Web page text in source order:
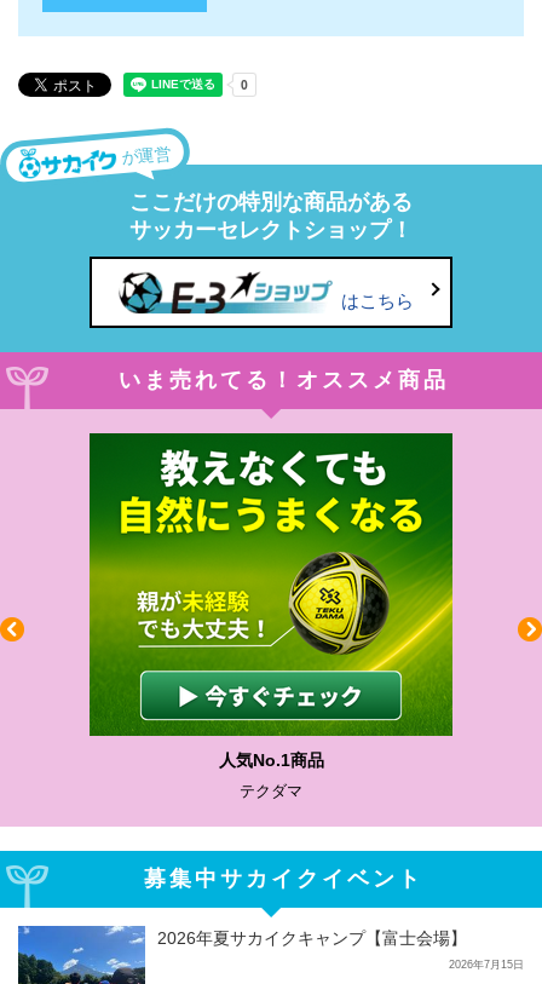
が運営
ここだけの特別な商品がある
サッカーセレクトショップ！
はこちら
いま売れてる！オススメ商品
人気No.1商品
テクダマ
募集中サカイクイベント
2026年夏サカイクキャンプ【富士会場】
2026年7月15日